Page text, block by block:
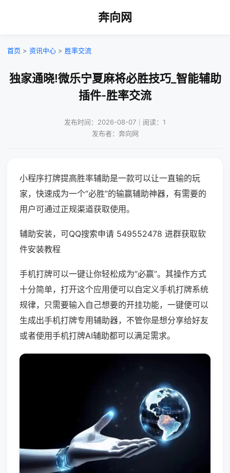
奔向网
首页 > 资讯中心 > 胜率交流
独家通晓!微乐宁夏麻将必胜技巧_智能辅助
插件-胜率交流
发布时间：2026-08-07｜阅读：1
发布者：奔向网
小程序打牌提高胜率辅助是一款可以让一直输的玩
家，快速成为一个“必胜”的输赢辅助神器，有需要的
用户可通过正规渠道获取使用。
辅助安装，可QQ搜索申请 549552478 进群获取软
件安装教程
手机打牌可以一键让你轻松成为“必赢”。其操作方式
十分简单，打开这个应用便可以自定义手机打牌系统
规律，只需要输入自己想要的开挂功能，一键便可以
生成出手机打牌专用辅助器，不管你是想分享给好友
或者使用手机打牌AI辅助都可以满足需求。